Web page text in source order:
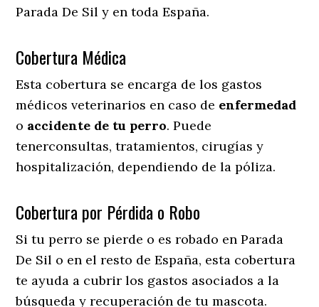
Parada De Sil y en toda España.
Cobertura Médica
Esta cobertura se encarga de los gastos
médicos veterinarios en caso de enfermedad
o accidente de tu perro. Puede
tenerconsultas, tratamientos, cirugías y
hospitalización, dependiendo de la póliza.
Cobertura por Pérdida o Robo
Si tu perro se pierde o es robado en Parada
De Sil o en el resto de España, esta cobertura
te ayuda a cubrir los gastos asociados a la
búsqueda y recuperación de tu mascota.